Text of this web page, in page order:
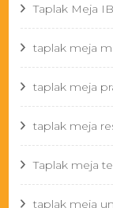
Taplak Meja
taplak meja
taplak meja
taplak meja
Taplak meja
taplak meja